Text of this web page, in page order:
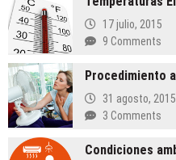
17 julio, 2015
9 Comments
Procedimiento
31 agosto, 2015
3 Comments
Condiciones